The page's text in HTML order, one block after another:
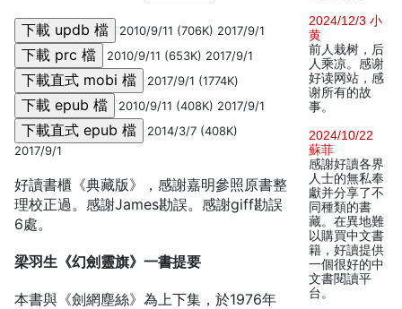
2010/9/11 (706K) 2017/9/1
2010/9/11 (653K) 2017/9/1
2017/9/1 (1774K)
2010/9/11 (408K) 2017/9/1
2014/3/7 (408K)
2017/9/1
好讀書櫃《典藏版》，感謝嘉明參照原書整
理校正過。感謝James勘誤。感謝giff勘誤
6處。
梁羽生《幻劍靈旗》一書提要
本書與《劍網塵絲》為上下集，於1976年
2024/12/3 小
黄
前人栽树，后
人乘凉。感谢
好读网站，感
谢所有的故
事。
2024/10/22
蘇菲
感謝好讀各界
人士的無私奉
獻并分享了不
同種類的書
藏。在異地難
以購買中文書
籍，好讀提供
一個很好的中
文書閱讀平
台。